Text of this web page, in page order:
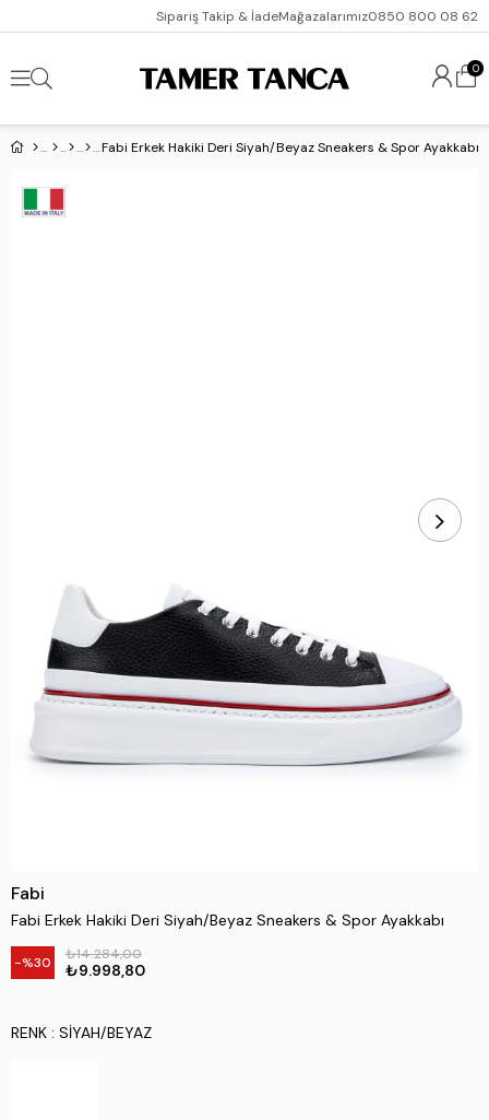
Sipariş Takip & İadeMağazalarımız0850 800 08 62
0
Fabi Erkek Hakiki Deri Siyah/Beyaz Sneakers & Spor Ayakkabı
Fabi
Fabi Erkek Hakiki Deri Siyah/Beyaz Sneakers & Spor Ayakkabı
30 ₺14.284,00
₺9.998,80
RENK : SIYAH/BEYAZ